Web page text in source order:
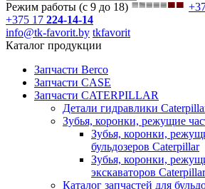
Режим работы (с 9 до 18)
+375 17 224-14-14
info@tk-favorit.by tkfavorit
Каталог продукции
Запчасти Berco
Запчасти CASE
Запчасти CATERPILLAR
Детали гидравлики
Зубья, коронки, режущие
Зубья, коронки,
бульдозеров Caterpillar
Зубья, коронки,
экскаваторов Caterpillar
Каталог запчастей для